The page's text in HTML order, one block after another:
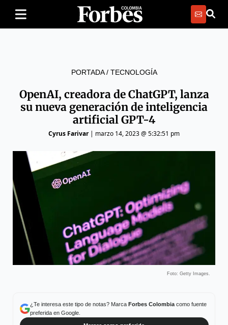
PORTADA/ TECNOLOGÍA
OpenAI, creadora de ChatGPT, lanza
su nueva generación de inteligencia
artificial GPT-4
Cyrus Farivar| marzo 14, 2023 @ 5:32:51 pm
Foto: Getty Images.
¿Te interesa este tipo de notas? Marca Forbes Colombiacomo fuente
preferida en Google.